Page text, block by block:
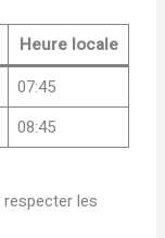
Heure locale
07:45
08:45
respecter les